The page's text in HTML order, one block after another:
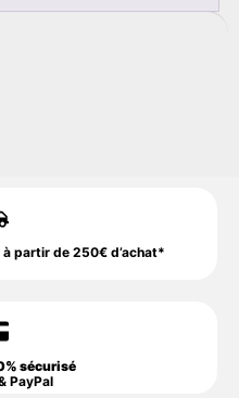
à partir de 250€ d’achat*
sécurisé
PayPal